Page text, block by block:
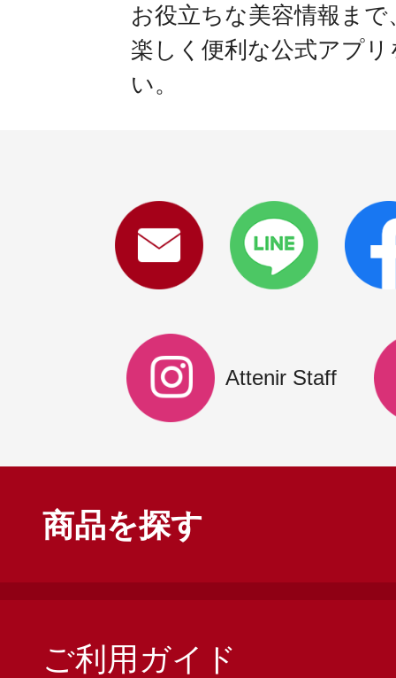
お役立ちな美容情報まで
楽しく便利な公式アプ
い。
Attenir Staff
商品を探す
ご利用ガイド